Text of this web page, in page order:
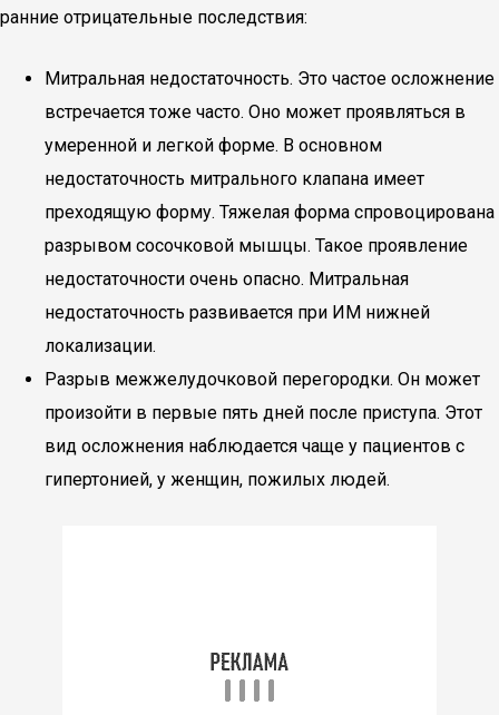
ранние отрицательные последствия:
Митральная недостаточность. Это частое осложнение
встречается тоже часто. Оно может проявляться в
умеренной и легкой форме. В основном
недостаточность митрального клапана имеет
преходящую форму. Тяжелая форма спровоцирована
разрывом сосочковой мышцы. Такое проявление
недостаточности очень опасно. Митральная
недостаточность развивается при ИМ нижней
локализации.
Разрыв межжелудочковой перегородки. Он может
произойти в первые пять дней после приступа. Этот
вид осложнения наблюдается чаще у пациентов с
гипертонией, у женщин, пожилых людей.